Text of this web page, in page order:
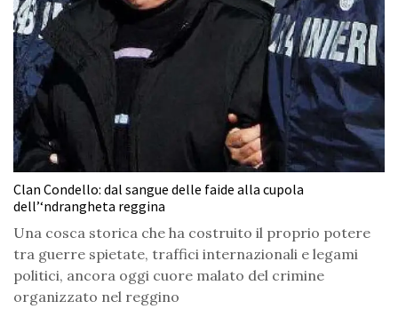
Clan Condello: dal sangue delle faide alla cupola
dell’‘ndrangheta reggina
Una cosca storica che ha costruito il proprio potere
tra guerre spietate, traffici internazionali e legami
politici, ancora oggi cuore malato del crimine
organizzato nel reggino